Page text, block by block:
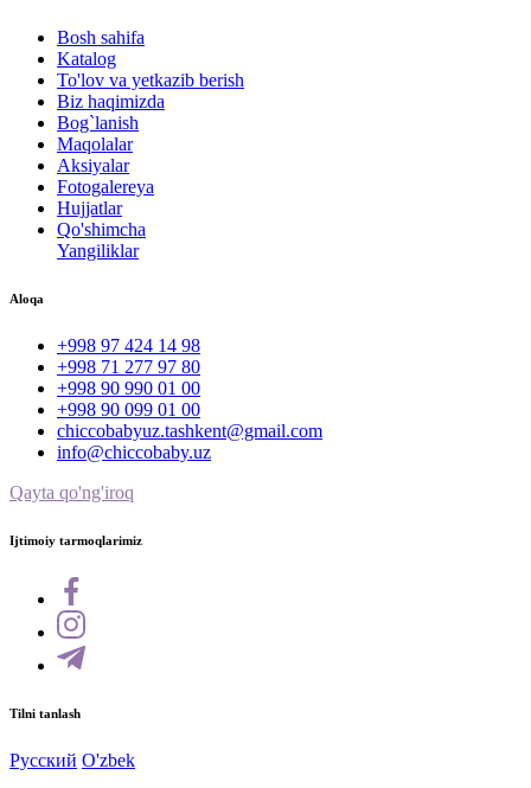
Bosh sahifa
Katalog
To'lov va yetkazib berish
Biz haqimizda
Bog`lanish
Maqolalar
Aksiyalar
Fotogalereya
Hujjatlar
Qo'shimcha
Yangiliklar
Aloqa
+998 97 424 14 98
+998 71 277 97 80
+998 90 990 01 00
+998 90 099 01 00
chiccobabyuz.tashkent@gmail.com
info@chiccobaby.uz
Qayta qo'ng'iroq
Ijtimoiy tarmoqlarimiz
Tilni tanlash
Русский O'zbek